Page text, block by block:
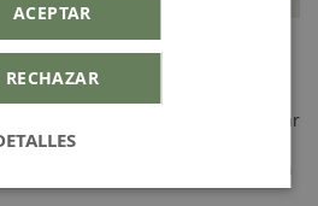
que los peques viven
rutina, que les puede resultar
ilusionante por el reencuentro
algo que les emociona es estrenar
a ese material escolar
Detalles que personalizarán
ACEPTAR
RECHAZAR